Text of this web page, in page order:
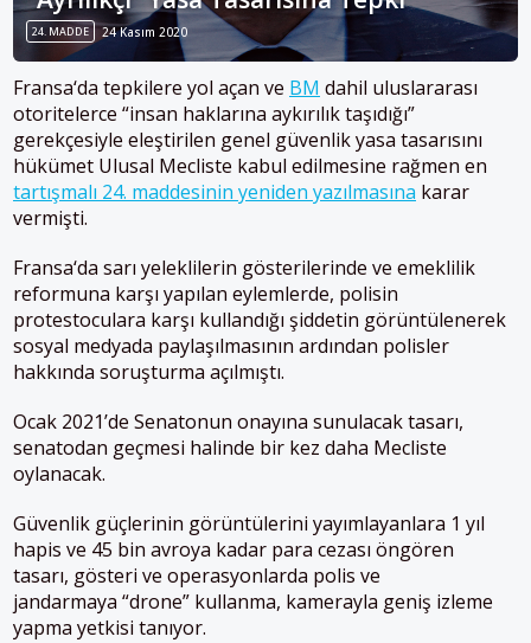
24. MADDE 24 Kasım 2020
Fransa‘da tepkilere yol açan ve BM dahil uluslararası
otoritelerce “insan haklarına aykırılık taşıdığı”
gerekçesiyle eleştirilen genel güvenlik yasa tasarısını
hükümet Ulusal Mecliste kabul edilmesine rağmen en
tartışmalı 24. maddesinin yeniden yazılmasına karar
vermişti.
Fransa‘da sarı yeleklilerin gösterilerinde ve emeklilik
reformuna karşı yapılan eylemlerde, polisin
protestoculara karşı kullandığı şiddetin görüntülenerek
sosyal medyada paylaşılmasının ardından polisler
hakkında soruşturma açılmıştı.
Ocak 2021’de Senatonun onayına sunulacak tasarı,
senatodan geçmesi halinde bir kez daha Mecliste
oylanacak.
Güvenlik güçlerinin görüntülerini yayımlayanlara 1 yıl
hapis ve 45 bin avroya kadar para cezası öngören
tasarı, gösteri ve operasyonlarda polis ve
jandarmaya “drone” kullanma, kamerayla geniş izleme
yapma yetkisi tanıyor.